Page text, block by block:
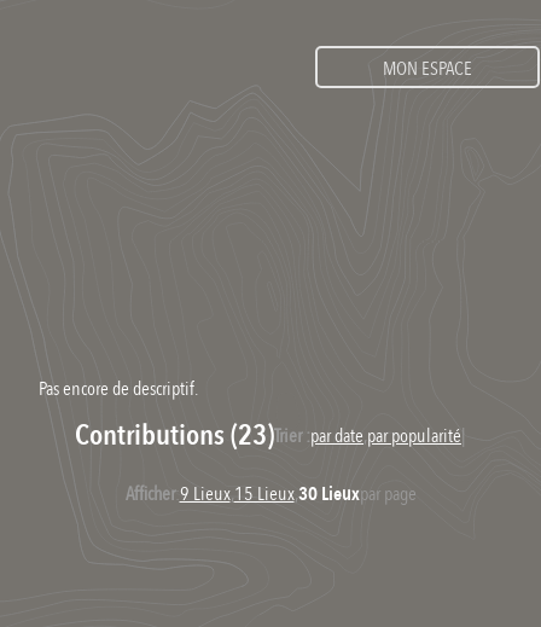
MON ESPACE
Pas encore de descriptif.
Contributions (23)Trier :par date,par popularité|
Afficher:9 Lieux,15 Lieux,30 Lieuxpar page